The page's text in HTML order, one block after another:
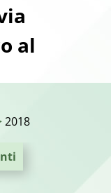
al
2018